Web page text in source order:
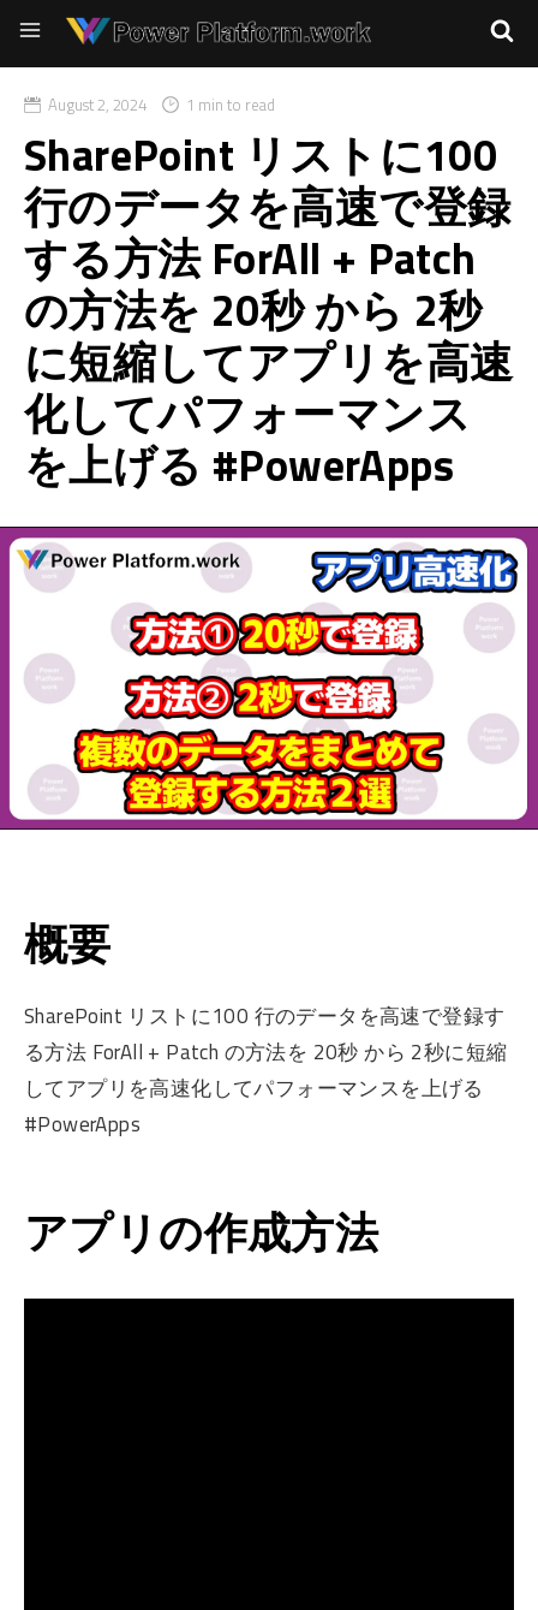
August 2, 2024 1 min to read
SharePoint リストに100
行のデータを高速で登録
する方法 ForAll + Patch
の方法を 20秒 から 2秒
に短縮してアプリを高速
化してパフォーマンス
を上げる #PowerApps
概要
SharePoint リストに100 行のデータを高速で登録す
る方法 ForAll + Patch の方法を 20秒 から 2秒に短縮
してアプリを高速化してパフォーマンスを上げる
#PowerApps
アプリの作成方法